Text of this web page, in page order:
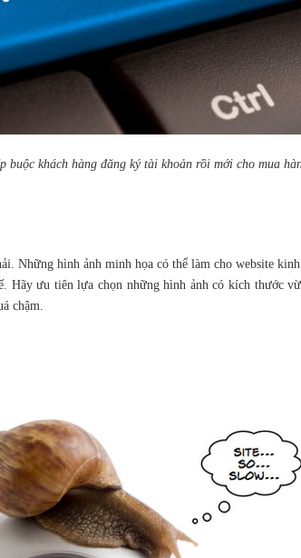
buộc khách hàng đăng ký tài khoản rồi mới cho mua
Những hình ảnh minh họa có thể làm cho website
ưu tiên lựa chọn những hình ảnh có kích thước
chậm.